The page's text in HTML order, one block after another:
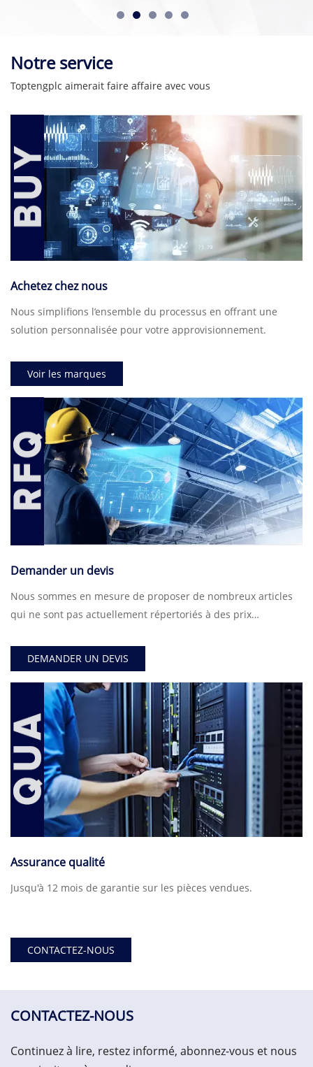
Notre service
Toptengplc aimerait faire affaire avec vous
Achetez chez nous
Nous simplifions l’ensemble du processus en offrant une
solution personnalisée pour votre approvisionnement.
Voir les marques
Demander un devis
Nous sommes en mesure de proposer de nombreux articles
qui ne sont pas actuellement répertoriés à des prix
DEMANDER UN DEVIS
Assurance qualité
Jusqu'à 12 mois de garantie sur les pièces vendues.
CONTACTEZ-NOUS
CONTACTEZ-NOUS
Continuez à lire, restez informé, abonnez-vous et nous